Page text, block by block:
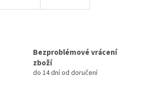
Bezproblémové vrácení
zboží
do 14 dní od doručení